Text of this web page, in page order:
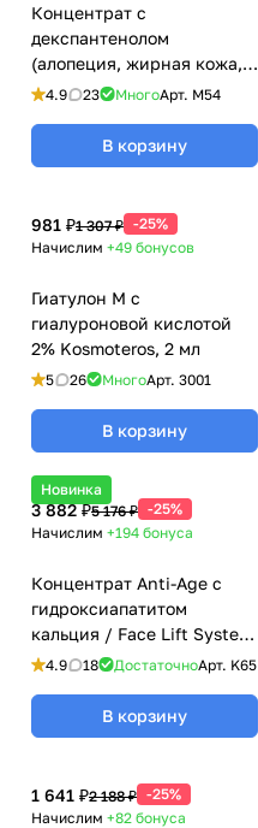
Концентрат с
декспантенолом
(алопеция, жирная кожа,
антиэйдж) / Dexpanthenol
(Космотерос), 6 мл
4.9 23 МногоАрт. M54
В корзину
981 ₽1 307 ₽ -25%
Начислим +49 бонусов
Гиатулон М с
гиалуроновой кислотой
2% Kosmoteros, 2 мл
5 26 МногоАрт. 3001
В корзину
Новинка
3 882 ₽5 176 ₽ -25%
Начислим +194 бонуса
Концентрат Anti-Age с
гидроксиапатитом
кальция / Face Lift System,
Kosmoteros (Космотерос),
4.9 18 ДостаточноАрт. K65
В корзину
1 641 ₽2 188 ₽ -25%
Начислим +82 бонуса